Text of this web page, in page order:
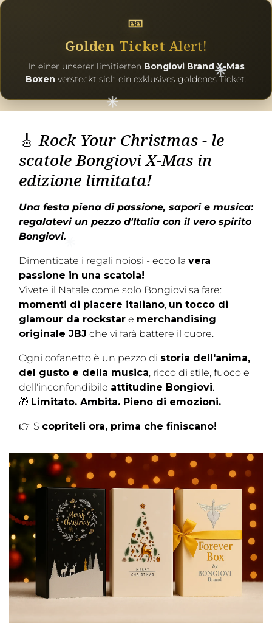
🎫
Golden Ticket Alert!
In einer unserer limitierten Bongiovi Brand X-Mas
Boxen versteckt sich ein exklusives goldenes Ticket.
🎸Rock Your Christmas - le
scatole Bongiovi X-Mas in
edizione limitata!
Una festa piena di passione, sapori e musica:
regalatevi un pezzo d'Italia con il vero spirito
Bongiovi.
Dimenticate i regali noiosi - ecco la vera
passione in una scatola!
Vivete il Natale come solo Bongiovi sa fare:
momenti di piacere italiano, un tocco di
glamour da rockstar e merchandising
originale JBJ che vi farà battere il cuore.
Ogni cofanetto è un pezzo di storia dell'anima,
del gusto e della musica, ricco di stile, fuoco e
dell'inconfondibile attitudine Bongiovi.
🎁 Limitato. Ambita. Pieno di emozioni.
👉 S copriteli ora, prima che finiscano!